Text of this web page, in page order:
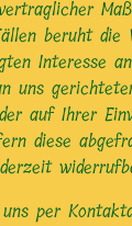
beruht die
Interesse
uns
auf Ihrer
diese
per